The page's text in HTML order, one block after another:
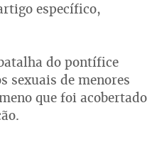
específico,
do pontífice
sexuais de menores
que foi acobertado